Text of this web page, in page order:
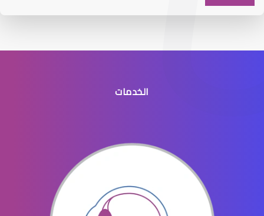
نصائح قبل وبعد الليزك
الفحوصات اللازمة قبل الليزك
الخدمات